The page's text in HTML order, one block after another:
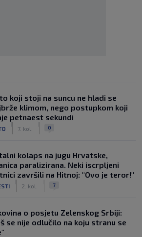
koji stoji na suncu ne hladi se
klimom, nego postupkom koji
petnaest sekundi
7. kol. 0
kolaps na jugu Hrvatske,
paralizirana. Neki iscrpljeni
završili na Hitnoj: "Ovo je teror!"
2. kol. 7
o posjetu Zelenskog Srbiji:
se nije odlučilo na koju stranu se